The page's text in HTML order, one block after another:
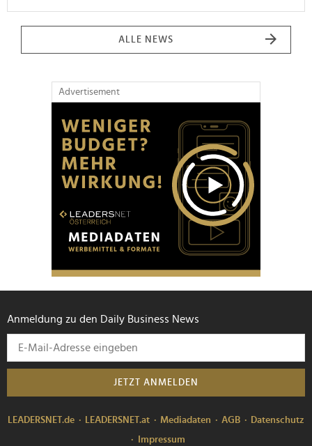
ALLE NEWS
Advertisement
Anmeldung zu den Daily Business News
JETZT ANMELDEN
LEADERSNET.de LEADERSNET.at Mediadaten AGB
Datenschutz
Impressum